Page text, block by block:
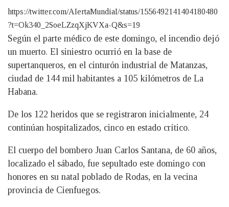
https://twitter.com/AIertaMundiaI/status/1556492141404180480
?t=Ok340_2SoeLZzqXjKVXa-Q&s=19
Según el parte médico de este domingo, el incendio dejó
un muerto. El siniestro ocurrió en la base de
supertanqueros, en el cinturón industrial de Matanzas,
ciudad de 144 mil habitantes a 105 kilómetros de La
Habana.
De los 122 heridos que se registraron inicialmente, 24
continúan hospitalizados, cinco en estado crítico.
El cuerpo del bombero Juan Carlos Santana, de 60 años,
localizado el sábado, fue sepultado este domingo con
honores en su natal poblado de Rodas, en la vecina
provincia de Cienfuegos.